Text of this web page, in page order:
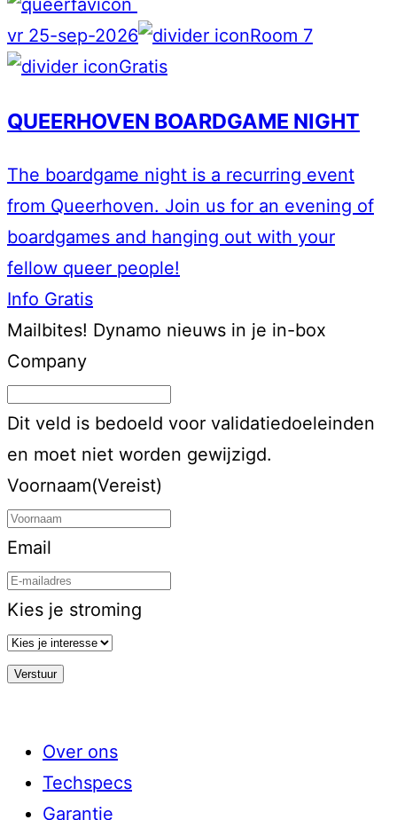
vr 25-sep-2026
Room 7
Gratis
QUEERHOVEN BOARDGAME NIGHT
The boardgame night is a recurring event
from Queerhoven. Join us for an evening of
boardgames and hanging out with your
fellow queer people!
Info Gratis
Mailbites! Dynamo nieuws in je in-box
Company
Dit veld is bedoeld voor validatiedoeleinden
en moet niet worden gewijzigd.
Voornaam(Vereist)
Email
Kies je stroming
Over ons
Techspecs
Garantie